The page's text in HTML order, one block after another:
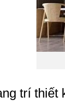
trí thiết